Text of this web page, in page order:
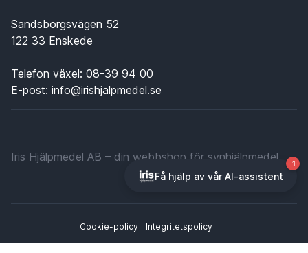
Sandsborgsvägen 52
122 33 Enskede
Telefon växel: 08-39 94 00
E-post: info@irishjalpmedel.se
Iris Hjälpmedel AB – din webbshop för synhjälpmedel
Cookie-policy Integritetspolicy